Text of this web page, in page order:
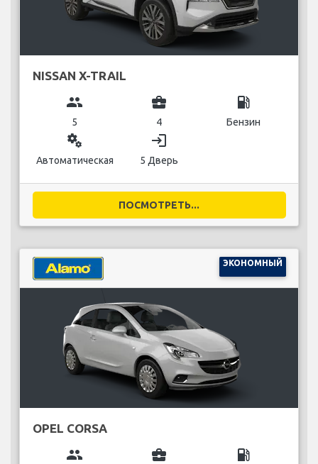
NISSAN X-TRAIL
group
5
business_center
4
local_gas_station
Бензин
miscellaneous_services
Автоматическая
login
5 Дверь
ПОСМОТРЕТЬ...
ЭКОНОМНЫЙ
OPEL CORSA
group business_center local_gas_station